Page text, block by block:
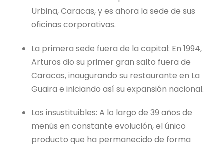
Urbina, Caracas, y es ahora la sede de sus
oficinas corporativas.
La primera sede fuera de la capital: En 1994,
Arturos dio su primer gran salto fuera de
Caracas, inaugurando su restaurante en La
Guaira e iniciando así su expansión nacional.
Los insustituibles: A lo largo de 39 años de
menús en constante evolución, el único
producto que ha permanecido de forma